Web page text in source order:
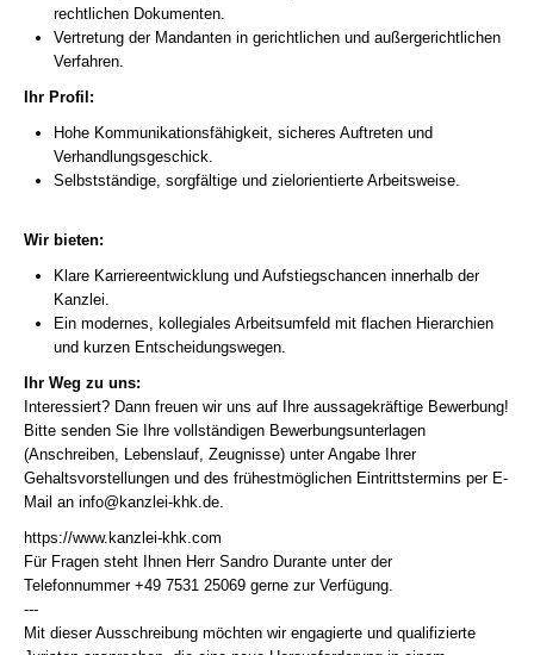
rechtlichen Dokumenten.
Vertretung der Mandanten in gerichtlichen und außergerichtlichen
Verfahren.
Ihr Profil:
Hohe Kommunikationsfähigkeit, sicheres Auftreten und
Verhandlungsgeschick.
Selbstständige, sorgfältige und zielorientierte Arbeitsweise.
Wir bieten:
Klare Karriereentwicklung und Aufstiegschancen innerhalb der
Kanzlei.
Ein modernes, kollegiales Arbeitsumfeld mit flachen Hierarchien
und kurzen Entscheidungswegen.
Ihr Weg zu uns:
Interessiert? Dann freuen wir uns auf Ihre aussagekräftige Bewerbung!
Bitte senden Sie Ihre vollständigen Bewerbungsunterlagen
(Anschreiben, Lebenslauf, Zeugnisse) unter Angabe Ihrer
Gehaltsvorstellungen und des frühestmöglichen Eintrittstermins per E-
Mail an info@kanzlei-khk.de.
https://www.kanzlei-khk.com
Für Fragen steht Ihnen Herr Sandro Durante unter der
Telefonnummer +49 7531 25069 gerne zur Verfügung.
---
Mit dieser Ausschreibung möchten wir engagierte und qualifizierte